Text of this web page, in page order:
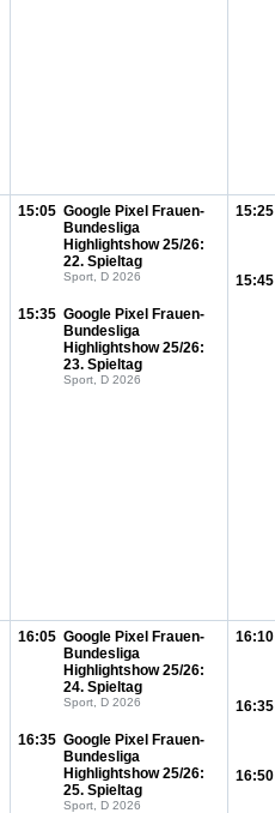
15:05 Google Pixel Frauen-
Bundesliga
Highlightshow 25/26:
22. Spieltag
Sport, D 2026
15:35 Google Pixel Frauen-
Bundesliga
Highlightshow 25/26:
23. Spieltag
Sport, D 2026
15:25
15:45
16:05 Google Pixel Frauen-
Bundesliga
Highlightshow 25/26:
24. Spieltag
Sport, D 2026
16:35 Google Pixel Frauen-
Bundesliga
Highlightshow 25/26:
25. Spieltag
Sport, D 2026
16:10
16:35
16:50